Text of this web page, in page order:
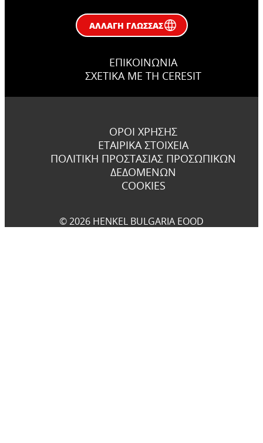
ΑΛΛΑΓΉ ΓΛΏΣΣΑΣ
ΕΠΙΚΟΙΝΩΝΊΑ
ΣΧΕΤΙΚΆ ΜΕ ΤΗ CERESIT
ΌΡΟΙ ΧΡΉΣΗΣ
ΕΤΑΙΡΙΚΆ ΣΤΟΙΧΕΊΑ
ΠΟΛΙΤΙΚΉ ΠΡΟΣΤΑΣΊΑΣ ΠΡΟΣΩΠΙΚΏΝ
ΔΕΔΟΜΈΝΩΝ
COOKIES
© 2026 HENKEL BULGARIA EOOD